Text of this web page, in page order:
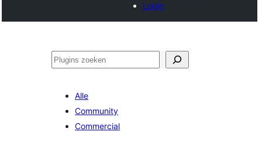
Login
Zoeken
Alle
Community
Commercial